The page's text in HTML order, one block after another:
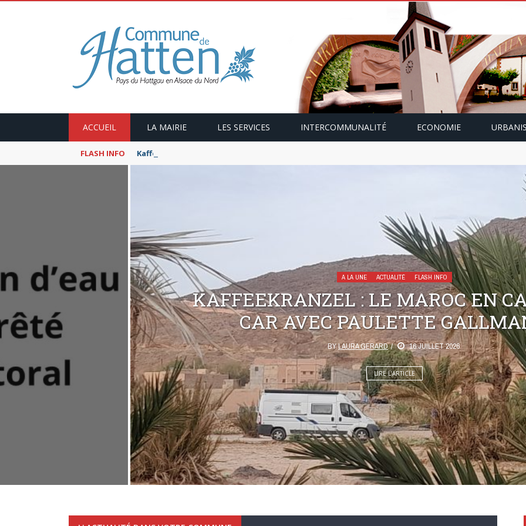
ACCUEIL LA MAIRIE LES SERVICES INTERCOMMUNALITÉ ECONOMIE
FLASH INFO Kaffeekranzel : Le Maroc en camping-car avec Paulette Gallmann
A LA UNE ACTUALITÉ FLASH INFO
KAFFEEKRANZEL : LE MAROC EN
CAR AVEC PAULETTE
BYLAURA GERARD 16 JUILLET 2026
LIRE L’ARTICLE